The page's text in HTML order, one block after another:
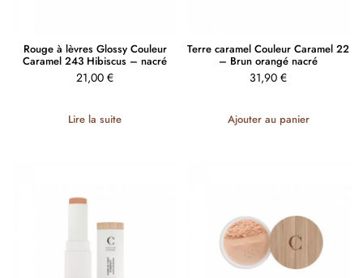
Rouge à lèvres Glossy Couleur
Caramel 243 Hibiscus – nacré
21,00 €
Lire la suite
Terre caramel Couleur Caramel 22
– Brun orangé nacré
31,90 €
Ajouter au panier